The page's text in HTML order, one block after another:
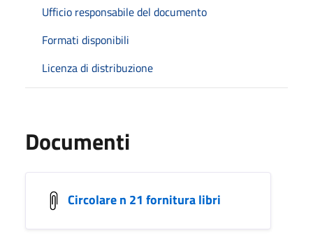
Ufficio responsabile del documento
Formati disponibili
Licenza di distribuzione
Documenti
Circolare n 21 fornitura libri